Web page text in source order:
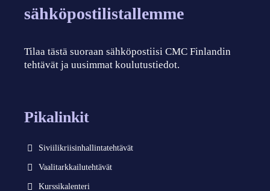
sähköpostilistallemme
Tilaa tästä suoraan sähköpostiisi CMC Finlandin
tehtävät ja uusimmat koulutustiedot.
Pikalinkit
Siviilikriisinhallintatehtävät
Vaalitarkkailutehtävät
Kurssikalenteri